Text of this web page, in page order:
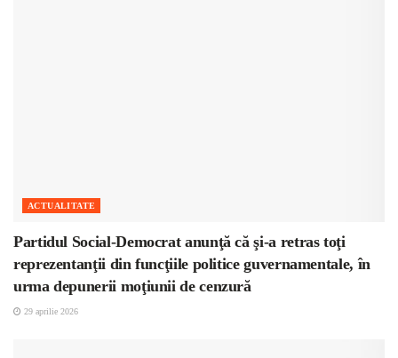
ACTUALITATE
Partidul Social-Democrat anunţă că şi-a retras toţi
reprezentanţii din funcţiile politice guvernamentale, în
urma depunerii moţiunii de cenzură
29 aprilie 2026